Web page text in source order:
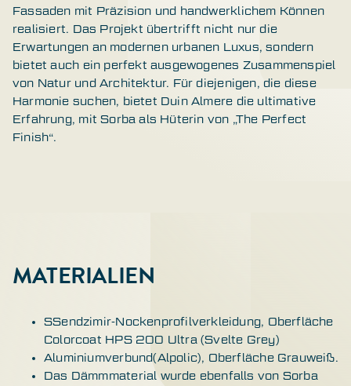
Fassaden mit Präzision und handwerklichem Können
realisiert. Das Projekt übertrifft nicht nur die
Erwartungen an modernen urbanen Luxus, sondern
bietet auch ein perfekt ausgewogenes Zusammenspiel
von Natur und Architektur. Für diejenigen, die diese
Harmonie suchen, bietet Duin Almere die ultimative
Erfahrung, mit Sorba als Hüterin von „The Perfect
Finish“.
MATERIALIEN
SSendzimir-Nockenprofilverkleidung, Oberfläche
Colorcoat HPS 200 Ultra (Svelte Grey)
Aluminiumverbund(Alpolic), Oberfläche Grauweiß.
Das Dämmmaterial wurde ebenfalls von Sorba